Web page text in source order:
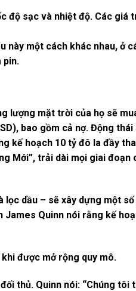
độ sạc và nhiệt độ. Các giá
này một cách khác nhau, ở
pin.
lượng mặt trời của họ sẽ
bao gồm cả nợ. Động thái
kế hoạch 10 tỷ đô la đầy
Mới”, trải dài mọi giai đoạn
lọc dầu – sẽ xây dựng một
Quinn nói rằng kế
được mở rộng quy mô.
thủ. Quinn nói: “Chúng tôi